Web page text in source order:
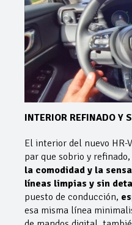
INTERIOR REFINADO Y
El interior del nuevo HR-
par que sobrio y
la comodidad y la
líneas limpias y sin
puesto de conducción,
esa misma línea